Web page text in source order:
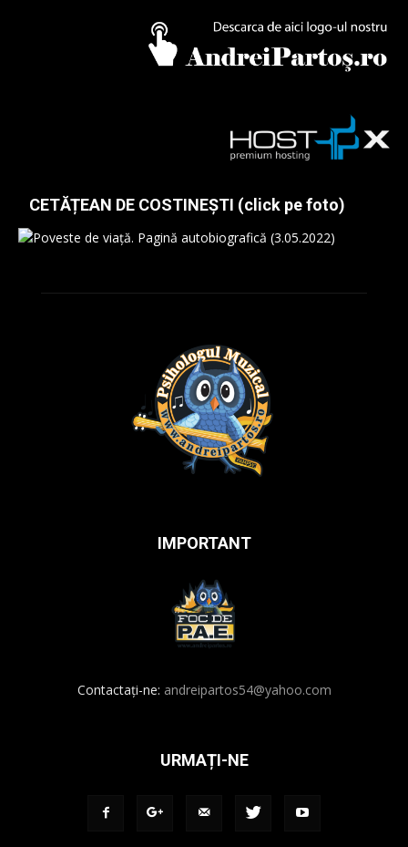
CETĂȚEAN DE COSTINEȘTI (click pe foto)
IMPORTANT
Contactați-ne: andreipartos54@yahoo.com
URMAȚI-NE